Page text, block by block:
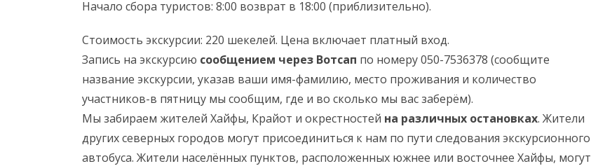
Начало сбора туристов: 8:00 возврат в 18:00 (приблизительно).
Стоимость экскурсии: 220 шекелей. Цена включает платный вход.
Запись на экскурсию сообщением через Вотсап по номеру 050-7536378 (сообщите
название экскурсии, указав ваши имя-фамилию, место проживания и количество
участников-в пятницу мы сообщим, где и во сколько мы вас заберём).
Мы забираем жителей Хайфы, Крайот и окрестностей на различных остановках. Жители
других северных городов могут присоединиться к нам по пути следования экскурсионного
автобуса. Жители населённых пунктов, расположенных южнее или восточнее Хайфы, могут